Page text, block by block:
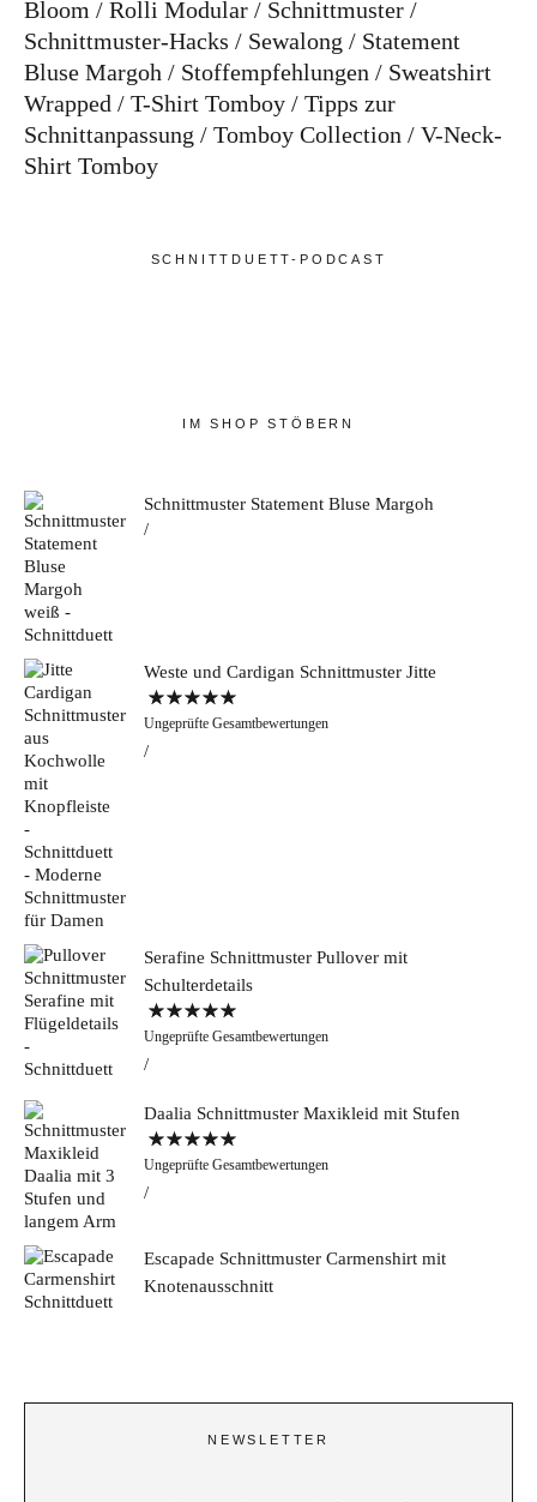
Bloom Rolli Modular
Schnittmuster
Schnittmuster-Hacks
Sewalong
Statement
Bluse Margoh
Stoffempfehlungen
Sweatshirt
Wrapped
T-Shirt Tomboy
Tipps zur
Schnittanpassung
Tomboy Collection
V-Neck-
Shirt Tomboy
SCHNITTDUETT-PODCAST
IM SHOP STÖBERN
Schnittmuster Statement Bluse Margoh
Weste und Cardigan Schnittmuster Jitte
Bewertet mit
5.00von 5
Ungeprüfte Gesamtbewertungen
Serafine Schnittmuster Pullover mit
Schulterdetails
Bewertet mit
5.00von 5
Ungeprüfte Gesamtbewertungen
Daalia Schnittmuster Maxikleid mit Stufen
Bewertet mit
5.00von 5
Ungeprüfte Gesamtbewertungen
Escapade Schnittmuster Carmenshirt mit
Knotenausschnitt
NEWSLETTER